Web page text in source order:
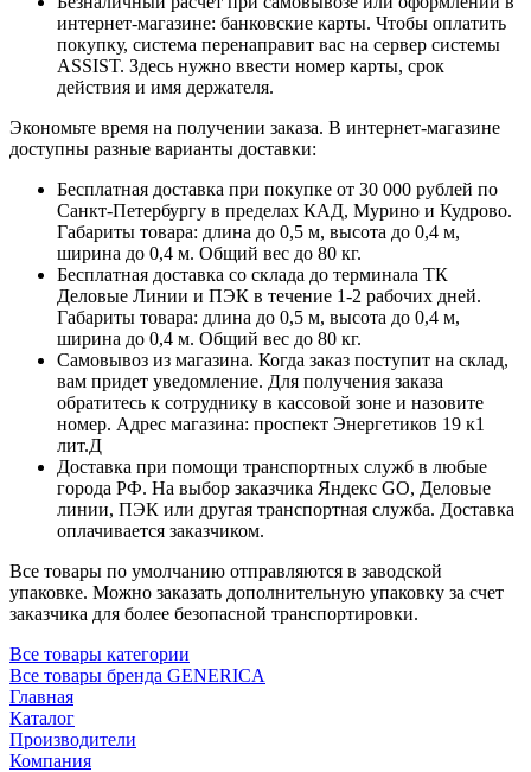
интернет-магазине: банковские карты. Чтобы оплатить
покупку, система перенаправит вас на сервер системы
ASSIST. Здесь нужно ввести номер карты, срок
действия и имя держателя.
Экономьте время на получении заказа. В интернет-магазине
доступны разные варианты доставки:
Бесплатная доставка при покупке от 30 000 рублей по
Санкт-Петербургу в пределах КАД, Мурино и Кудрово.
Габариты товара: длина до 0,5 м, высота до 0,4 м,
ширина до 0,4 м. Общий вес до 80 кг.
Бесплатная доставка со склада до терминала ТК
Деловые Линии и ПЭК в течение 1-2 рабочих дней.
Габариты товара: длина до 0,5 м, высота до 0,4 м,
ширина до 0,4 м. Общий вес до 80 кг.
Самовывоз из магазина. Когда заказ поступит на склад,
вам придет уведомление. Для получения заказа
обратитесь к сотруднику в кассовой зоне и назовите
номер. Адрес магазина: проспект Энергетиков 19 к1
лит.Д
Доставка при помощи транспортных служб в любые
города РФ. На выбор заказчика Яндекс GO, Деловые
линии, ПЭК или другая транспортная служба. Доставка
оплачивается заказчиком.
Все товары по умолчанию отправляются в заводской
упаковке. Можно заказать дополнительную упаковку за счет
заказчика для более безопасной транспортировки.
Все товары категории
Все товары бренда GENERICA
Главная
Каталог
Производители
Компания